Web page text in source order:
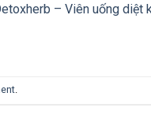
– Viên uống diệt